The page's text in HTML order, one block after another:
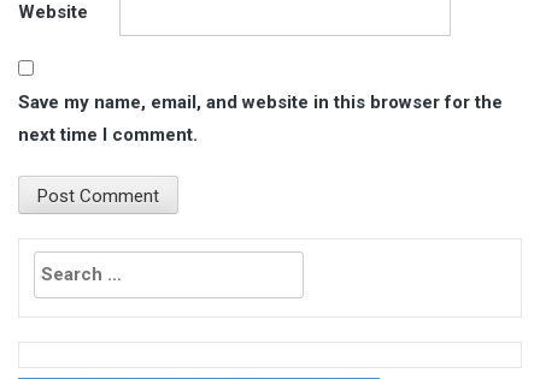
Website
Save my name, email, and website in this browser for the
next time I comment.
Search
for: